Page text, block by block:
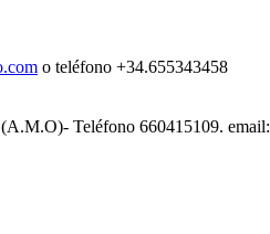
o teléfono +34.655343458
Teléfono 660415109. email: